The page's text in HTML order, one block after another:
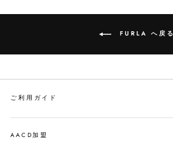
る
FURLA へ戻る
ご利用ガイド
AACD加盟